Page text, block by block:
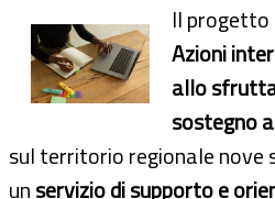
Il progetto
Azioni
allo
sostegno
sul territorio regionale nove
unservizio di supporto e